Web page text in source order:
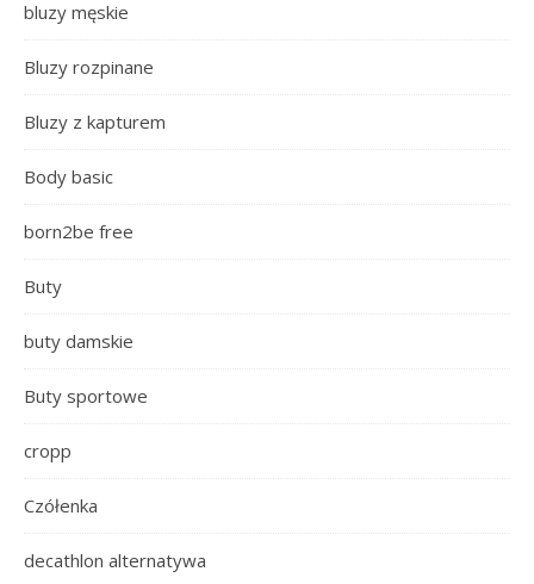
bluzy męskie
Bluzy rozpinane
Bluzy z kapturem
Body basic
born2be free
Buty
buty damskie
Buty sportowe
cropp
Czółenka
decathlon alternatywa